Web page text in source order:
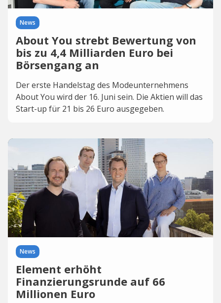
News
About You strebt Bewertung von
bis zu 4,4 Milliarden Euro bei
Börsengang an
Der erste Handelstag des Modeunternehmens
About You wird der 16. Juni sein. Die Aktien will das
Start-up für 21 bis 26 Euro ausgegeben.
News
Element erhöht
Finanzierungsrunde auf 66
Millionen Euro